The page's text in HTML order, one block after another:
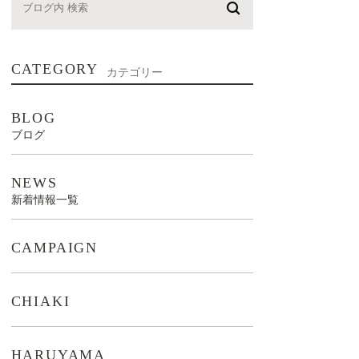
CATEGORY カテゴリー
BLOG
ブログ
NEWS
新着情報一覧
CAMPAIGN
CHIAKI
HARUYAMA